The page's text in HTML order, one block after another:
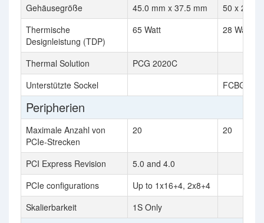
Gehäusegröße 45.0 mm x 37.5 mm
50 x 25
Thermische
Designleistung (TDP)
65 Watt 28 Watt
Thermal Solution
PCG 2020C
Unterstützte Sockel
Peripherien
Maximale Anzahl von
PCIe-Strecken
20 20
PCI Express Revision
5.0 and 4.0
PCIe configurations
Up to 1x16+4, 2x8+4
Skalierbarkeit
1S Only